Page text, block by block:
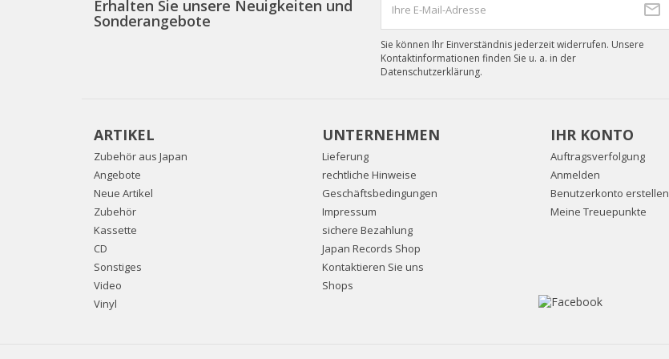
Erhalten Sie unsere Neuigkeiten und
Sonderangebote
Sie können Ihr Einverständnis jederzeit widerrufen. Unsere
Kontaktinformationen finden Sie u. a. in der
Datenschutzerklärung.
ARTIKEL
Zubehör aus Japan
Angebote
Neue Artikel
Zubehör
Kassette
CD
Sonstiges
Video
Vinyl
UNTERNEHMEN
Lieferung
rechtliche Hinweise
Geschäftsbedingungen
Impressum
sichere Bezahlung
Japan Records Shop
Kontaktieren Sie uns
Shops
IHR KONTO
Auftragsverfolgung
Anmelden
Benutzerkonto erstellen
Meine Treuepunkte